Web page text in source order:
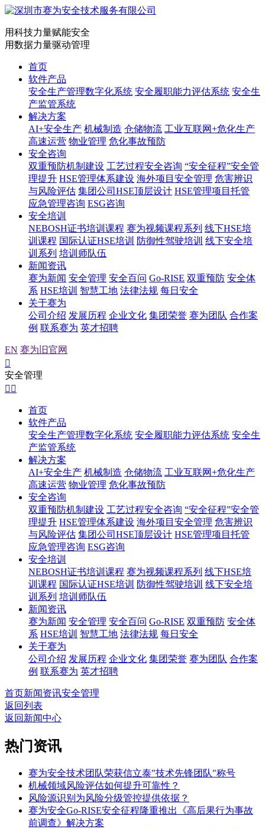
用科技力量赋能安全
用数据力量驱动管理
首页
软件产品
安全生产管理数字化系统 安全履职能力评估系统 安全生
产监管系统
解决方案
AI+安全生产 机械制造 仓储物流 工业互联网+危化生产
高速运营 物业管理 危化事故预防
安全咨询
双重预防机制建设 工艺过程安全咨询 “安全征程”安全管
理提升 HSE管理体系建设 海外项目安全管理 危害辨识
与风险评估 集团公司HSE顶层设计 HSE管理项目托管
应急管理咨询 ESG咨询
安全培训
NEBOSH证书培训课程 赛为视频课程系列 线下HSE培
训课程 国际认证HSE培训 防御性驾驶培训 线下安全培
训系列 培训师队伍
新闻资讯
赛为新闻 安全管理 安全百问 Go-RISE 双重预防 安全体
系 HSE培训 智慧工地 法律法规 每日安全
关于赛为
公司介绍 发展历程 企业文化 集团荣誉 赛为团队 合作案
例 联系赛为 英才招聘
EN 赛为旧官网

安全管理
 
首页
软件产品
安全生产管理数字化系统 安全履职能力评估系统 安全生
产监管系统
解决方案
AI+安全生产 机械制造 仓储物流 工业互联网+危化生产
高速运营 物业管理 危化事故预防
安全咨询
双重预防机制建设 工艺过程安全咨询 “安全征程”安全管
理提升 HSE管理体系建设 海外项目安全管理 危害辨识
与风险评估 集团公司HSE顶层设计 HSE管理项目托管
应急管理咨询 ESG咨询
安全培训
NEBOSH证书培训课程 赛为视频课程系列 线下HSE培
训课程 国际认证HSE培训 防御性驾驶培训 线下安全培
训系列 培训师队伍
新闻资讯
赛为新闻 安全管理 安全百问 Go-RISE 双重预防 安全体
系 HSE培训 智慧工地 法律法规 每日安全
关于赛为
公司介绍 发展历程 企业文化 集团荣誉 赛为团队 合作案
例 联系赛为 英才招聘
首页新闻资讯安全管理
返回列表
返回新闻中心
热门资讯
赛为安全技术团队荣获信立泰"技术先锋团队"称号
机械领域风险评估如何提升可靠性？
风险源识别为风险分级管控提供依据？
赛为安全Go-RISE安全征程隆重推出《高后果行为事故
前调查》解决方案